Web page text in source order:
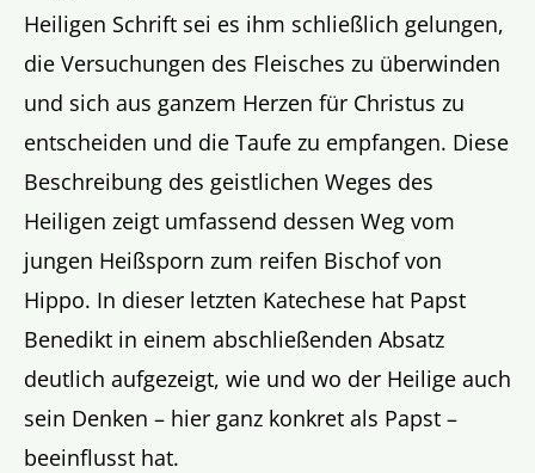
Heiligen Schrift sei es ihm schließlich gelungen,
die Versuchungen des Fleisches zu überwinden
und sich aus ganzem Herzen für Christus zu
entscheiden und die Taufe zu empfangen. Diese
Beschreibung des geistlichen Weges des
Heiligen zeigt umfassend dessen Weg vom
jungen Heißsporn zum reifen Bischof von
Hippo. In dieser letzten Katechese hat Papst
Benedikt in einem abschließenden Absatz
deutlich aufgezeigt, wie und wo der Heilige auch
sein Denken – hier ganz konkret als Papst –
beeinflusst hat.